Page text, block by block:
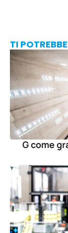
TI
G come